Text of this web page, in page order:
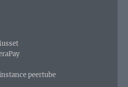
peertube